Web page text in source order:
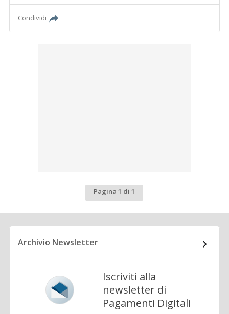
Condividi
Pagina 1 di 1
Archivio Newsletter
Iscriviti alla
newsletter di
Pagamenti Digitali